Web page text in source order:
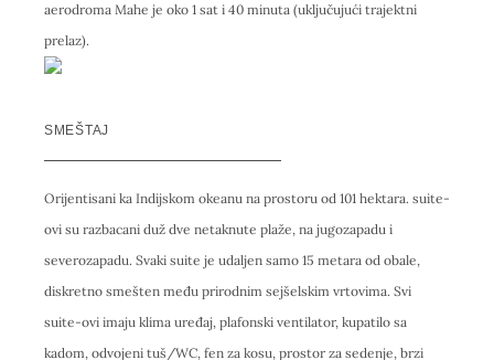
aerodroma Mahe je oko 1 sat i 40 minuta (uključujući trajektni
prelaz).
SMEŠTAJ
Orijentisani ka Indijskom okeanu na prostoru od 101 hektara. suite-
ovi su razbacani duž dve netaknute plaže, na jugozapadu i
severozapadu. Svaki suite je udaljen samo 15 metara od obale,
diskretno smešten među prirodnim sejšelskim vrtovima. Svi
suite-ovi imaju klima uređaj, plafonski ventilator, kupatilo sa
kadom, odvojeni tuš/WC, fen za kosu, prostor za sedenje, brzi